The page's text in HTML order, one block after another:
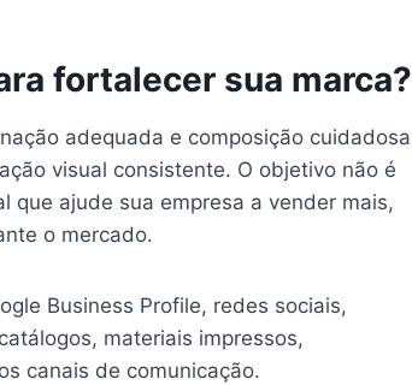
fortalecer sua marca?
adequada e composição cuidadosa
visual consistente. O objetivo não é
que ajude sua empresa a vender mais,
o mercado.
Business Profile, redes sociais,
materiais impressos,
canais de comunicação.